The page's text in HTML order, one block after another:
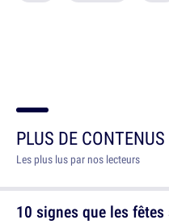
PLUS DE
Les plus lus par nos lecteurs
10 signes que les